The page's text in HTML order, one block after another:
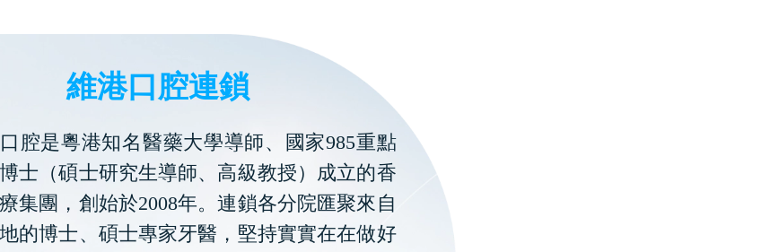
維港口腔連鎖
腔是粵港知名醫藥大學導師、國家985重點
士（碩士研究生導師、高級教授）成立的香
集團，創始於2008年。連鎖各分院匯聚來自
的博士、碩士專家牙醫，堅持實實在在做好